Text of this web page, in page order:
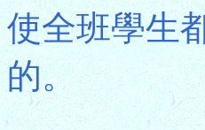
使全班學生
的。